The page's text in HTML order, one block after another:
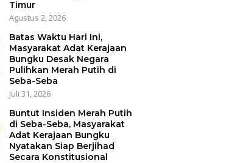
Timur
Agustus 2, 2026
Batas Waktu Hari Ini,
Masyarakat Adat Kerajaan
Bungku Desak Negara
Pulihkan Merah Putih di
Seba-Seba
Juli 31, 2026
Buntut Insiden Merah Putih
di Seba-Seba, Masyarakat
Adat Kerajaan Bungku
Nyatakan Siap Berjihad
Secara Konstitusional